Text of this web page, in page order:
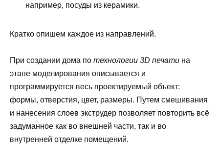
например, посуды из керамики.
Кратко опишем каждое из направлений.
При создании дома по технологии 3D печати на
этапе моделирования описывается и
программируется весь проектируемый объект:
формы, отверстия, цвет, размеры. Путем смешивания
и нанесения слоев экструдер позволяет повторить всё
задуманное как во внешней части, так и во
внутренней отделке помещений.